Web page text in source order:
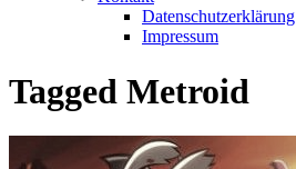
Datenschutzerklärung
Impressum
Tagged Metroid